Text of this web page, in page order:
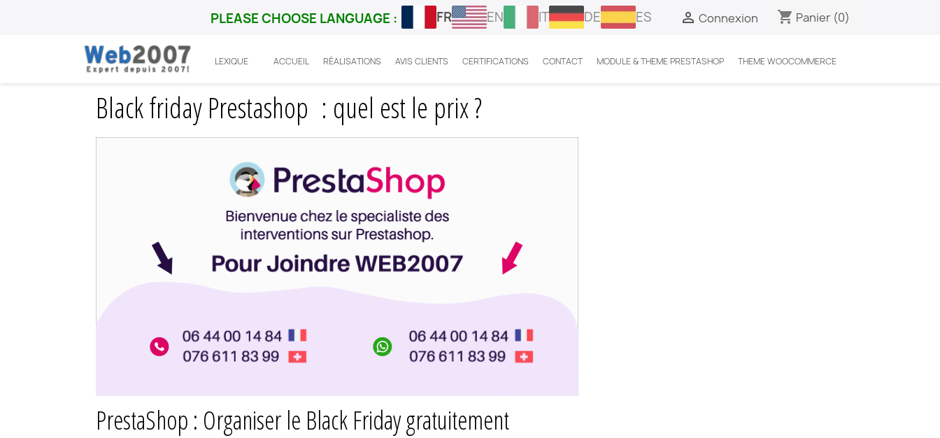
PLEASE CHOOSE LANGUAGE : FR EN IT DE ES  Connexion shopping_cart Panier (0)
LEXIQUE ACCUEIL RÉALISATIONS AVIS CLIENTS CERTIFICATIONS CONTACT MODULE & THEME PRESTASHOP THEME WOOCOMMERCE
Accueil Prestashop
Black friday Prestashop : quel est le prix ?
PrestaShop : Organiser le Black Friday gratuitement